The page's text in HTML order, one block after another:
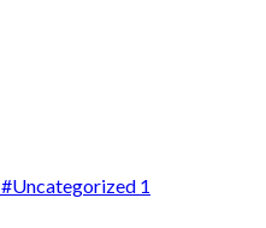
#Uncategorized 1